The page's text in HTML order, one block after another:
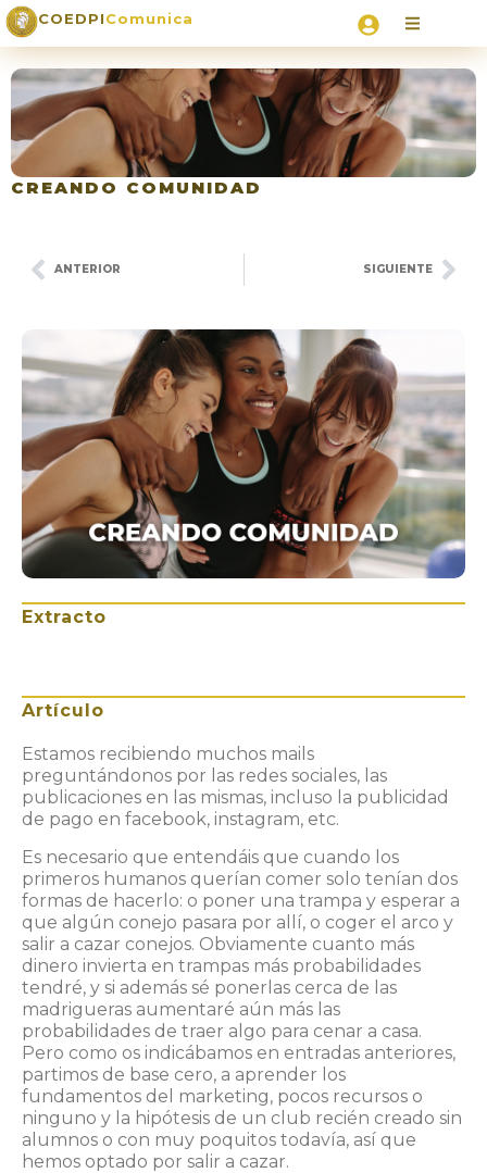
COEDPIComunica
CREANDO COMUNIDAD
ANTERIOR SIGUIENTE
Extracto
Artículo
Estamos recibiendo muchos mails
preguntándonos por las redes sociales, las
publicaciones en las mismas, incluso la publicidad
de pago en facebook, instagram, etc.
Es necesario que entendáis que cuando los
primeros humanos querían comer solo tenían dos
formas de hacerlo: o poner una trampa y esperar a
que algún conejo pasara por allí, o coger el arco y
salir a cazar conejos. Obviamente cuanto más
dinero invierta en trampas más probabilidades
tendré, y si además sé ponerlas cerca de las
madrigueras aumentaré aún más las
probabilidades de traer algo para cenar a casa.
Pero como os indicábamos en entradas anteriores,
partimos de base cero, a aprender los
fundamentos del marketing, pocos recursos o
ninguno y la hipótesis de un club recién creado sin
alumnos o con muy poquitos todavía, así que
hemos optado por salir a cazar.